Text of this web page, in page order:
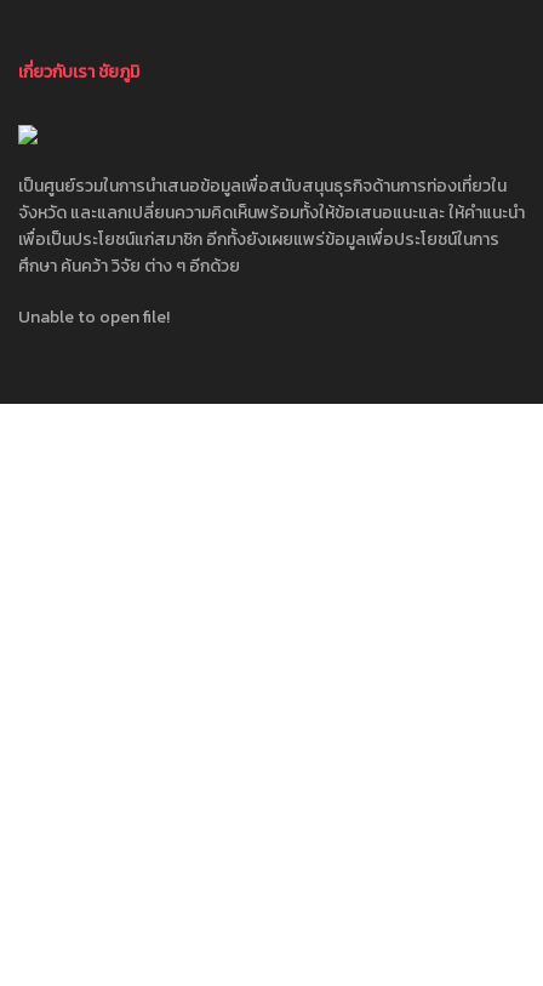
เกี่ยวกับเรา ชัยภูมิ
เป็นศูนย์รวมในการนำเสนอข้อมูลเพื่อสนับสนุนธุรกิจด้านการท่องเที่ยวใน
จังหวัด และแลกเปลี่ยนความคิดเห็นพร้อมทั้งให้ข้อเสนอแนะและ ให้คำแนะนำ
เพื่อเป็นประโยชน์แก่สมาชิก อีกทั้งยังเผยแพร่ข้อมูลเพื่อประโยชน์ในการ
ศึกษา ค้นคว้า วิจัย ต่าง ๆ อีกด้วย
Unable to open file!